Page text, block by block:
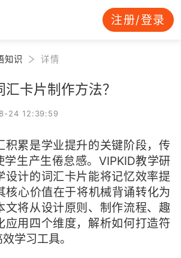
注册/登录
知识 详情
卡片制作方法？
24 12:39:59
积累是学业提升的关键阶段，传
学生产生倦怠感。VIPKID教学研
设计的词汇卡片能将记忆效率提
核心价值在于将机械背诵转化为
文将从设计原则、制作流程、趣
应用四个维度，解析如何打造符
学习工具。